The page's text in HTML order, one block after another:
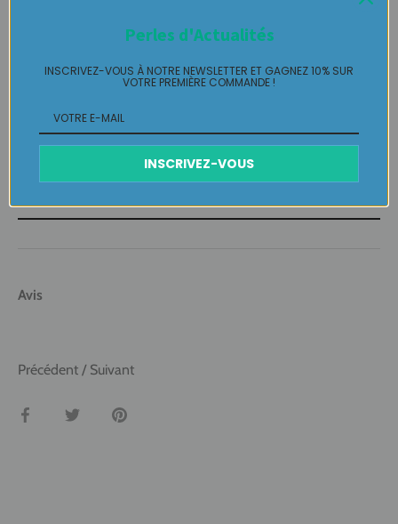
Retours Gratuits
Avis
Précédent / Suivant
Partager TweeterÉpingler
Perles d'Actualités
INSCRIVEZ-VOUS À NOTRE NEWSLETTER ET GAGNEZ 10% SUR
VOTRE PREMIÈRE COMMANDE !
INSCRIVEZ-VOUS